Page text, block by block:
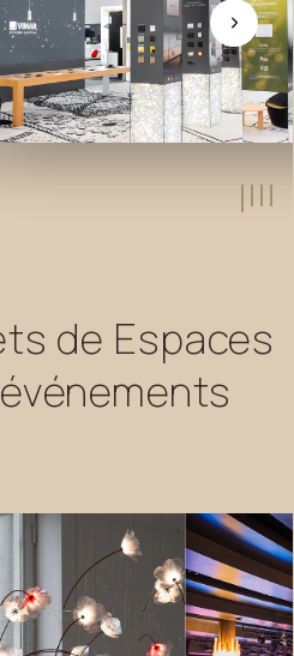
de Espaces
événements